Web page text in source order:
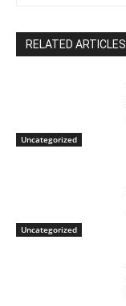
RELATED ARTICLES
Uncategorized
Uncategorized